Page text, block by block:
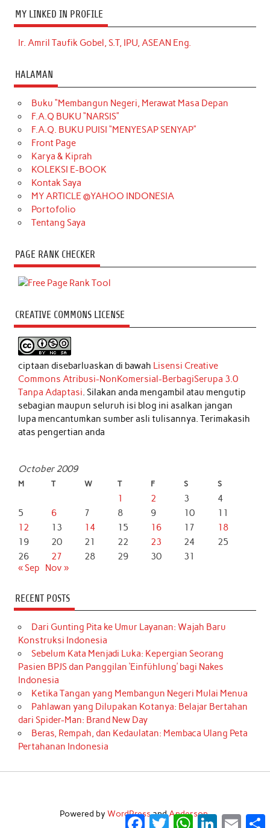
MY LINKED IN PROFILE
Ir. Amril Taufik Gobel, S.T, IPU, ASEAN Eng.
HALAMAN
Buku “Membangun Negeri, Merawat Masa Depan
F.A.Q BUKU “NARSIS”
F.A.Q. BUKU PUISI “MENYESAP SENYAP”
Front Page
Karya & Kiprah
KOLEKSI E-BOOK
Kontak Saya
MY ARTICLE @YAHOO INDONESIA
Portofolio
Tentang Saya
PAGE RANK CHECKER
CREATIVE COMMONS LICENSE
ciptaan disebarluaskan di bawah Lisensi Creative
Commons Atribusi-NonKomersial-BerbagiSerupa 3.0
Tanpa Adaptasi. Silakan anda mengambil atau mengutip
sebagian maupun seluruh isi blog ini asalkan jangan
lupa mencantumkan sumber asli tulisannya. Terimakasih
atas pengertian anda
October 2009
M T W T F S S
1 2 3
4
5
6 7 8 9 10
11
12
13 14 15 16 17
18
19
20 21 22 23 24
25
26
27 28 29 30
31
« Sep
Nov »
RECENT POSTS
Dari Gunting Pita ke Umur Layanan: Wajah Baru
Konstruksi Indonesia
Sebelum Kata Menjadi Luka: Kepergian Seorang
Pasien BPJS dan Panggilan ‘Einfühlung’ bagi Nakes
Indonesia
Ketika Tangan yang Membangun Negeri Mulai Menua
Pahlawan yang Dilupakan Kotanya: Belajar Bertahan
dari Spider-Man: Brand New Day
Beras, Rempah, dan Kedaulatan: Membaca Ulang Peta
Pertahanan Indonesia
Powered by WordPressandAnderson.
Facebook
TwitterWhatsApp
LinkedInEmail